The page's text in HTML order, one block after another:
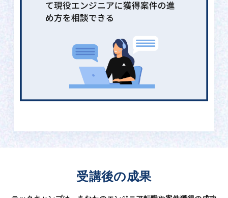
受講後の成果